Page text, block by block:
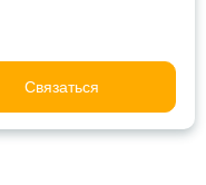
Связаться